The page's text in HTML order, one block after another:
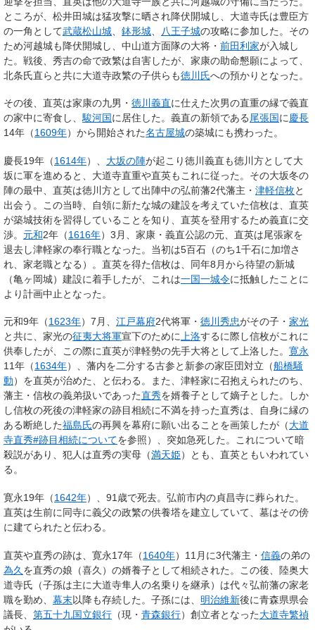
ところが、松井田城は猛攻撃に晒され降伏開城し、大道寺氏は豊臣方
の一角として武蔵松山城 鉢形城 八王子城の攻略に参加した。その
ため河越城も降伏開城し、中山道方面隊の大将・ 前田利家が入城し
た。戦後、秀吉の命で政繁は自害したが、家康の助命懇願によって、
北条氏直らと共に大道寺政繁の子供らも徳川氏への預かりとなった。
その後、直英は家康の九男・ 徳川義直に仕えた次男の直重の縁で義直
の家中に寄食し、駿河国に居住した。義直の新領である尾張国に慶長
14年（1609年）から開始された名古屋城の築城にも携わった。
慶長19年（1614年）、 大坂の陣が起こり徳川義直も徳川方として大
坂に軍を進めると、大道寺直重や直英もこれに従った。その大坂冬の
陣の最中、直英は徳川方として出陣中の弘前藩2代藩主・ 津軽信枚と
出会う。この当時、自領に新たな城の建設を考えていた信枚は、直英
が築城技術を習得していることを知り、直英を登用するため義直に交
渉。 元和2年（1616年）3月、家康・義直公認の元、直英は尾張家を
退去し津軽家の奉行職となった。当初は5百石（のち1千石に加増さ
れ、家老職となる）。直英を得た信枚は、同年8月から待望の新城
（亀ヶ岡城）建設に着手したが、これは一国一城令に抵触したことに
より計画中止となった。
元和9年（1623年）7月、 江戸幕府2代将軍・ 徳川秀忠がその子・ 家光
と共に、家光の征夷大将軍宣下のために上洛するに際し信枚がこれに
供奉したが、この際に直英が津軽勢の先手大将として上洛した。 寛永
11年（1634年）、藩内を二分する古参と新参の家臣団対立（船橋騒
動）を直英が治めた、と伝わる。また、津軽家に召抱えられたのち、
藩主・信枚の義弟扱いであった直秀を婿養子として嫡子とした。しか
し信枚の死後の津軽家の跡目相続に不満を持った直秀は、自身に縁の
ある断絶した福島氏の再興を幕府に願い出ることを画策したが（大道
寺直秀#跡目相続についてを参照）、突如急死した。これについて暗
殺説があり、犯人は直秀の実母（満天姫）とも、直英ともいわれてい
る。
寛永19年（1642年）、91歳で死去。弘前市内の貞昌寺に葬られた。
直英は生前に同寺に義父の政繁の供養塔を建立していて、墓はその傍
に建てられたと伝わる。
直英や直秀の跡は、寛永17年（1640年）11月に3代藩主・ 信義の弟の
為久 を直秀の娘（喜久）の婿養子として相続された。この後、陸奥大
道寺氏（子孫は主に大道寺隼人の名乗りを継承）は代々弘前藩の家老
職を勤め、 幕末以降も存続した。子孫には、 明治維新後に青森県県会
議長、 第五十九国立銀行 （現・ 青森銀行）創立者となった大道寺繁禎